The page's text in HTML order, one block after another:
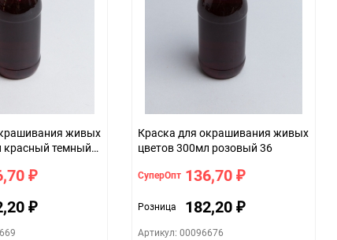
живых
красный темный
₽
₽
Краска для окрашивания живых
цветов 300мл розовый 36
СуперОпт 136,70 ₽
Розница 182,20 ₽
Артикул: 00096676